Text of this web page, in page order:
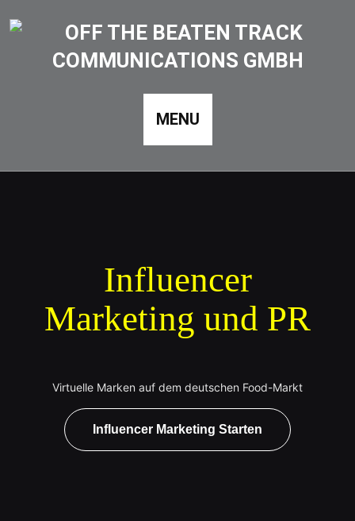
MENU
Influencer
Marketing und PR
Virtuelle Marken auf dem deutschen Food-Markt
Influencer Marketing Starten